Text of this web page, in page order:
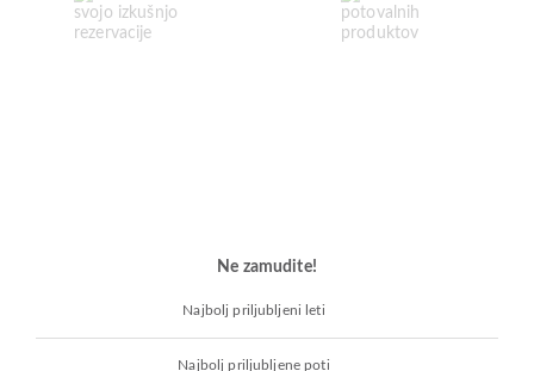
Ne zamudite!
Najbolj priljubljeni leti
Najbolj priljubljene poti